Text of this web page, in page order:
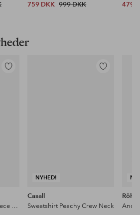
759 DKK 999 DKK
479
Tilføj
Hættetrøje Lykky W Fleece Pullover
NYHED!
Tilføj
Casall
Sweatshirt Peachy Crew Neck